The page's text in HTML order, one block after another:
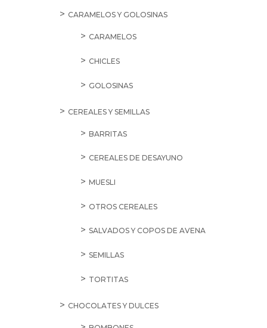
CARAMELOS Y GOLOSINAS
CARAMELOS
CHICLES
GOLOSINAS
CEREALES Y SEMILLAS
BARRITAS
CEREALES DE DESAYUNO
MUESLI
OTROS CEREALES
SALVADOS Y COPOS DE AVENA
SEMILLAS
TORTITAS
CHOCOLATES Y DULCES